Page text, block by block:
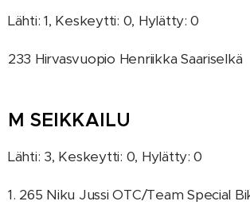
Lähti: 1, Keskeytti: 0, Hylätty: 0
233 Hirvasvuopio Henriikka Saariselkä
M SEIKKAILU
Lähti: 3, Keskeytti: 0, Hylätty: 0
1. 265 Niku Jussi OTC/Team Special